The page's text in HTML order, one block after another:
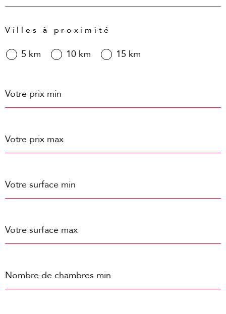
Villes à proximité
5 km 10 km 15 km
min
max
min
max
de
chambres